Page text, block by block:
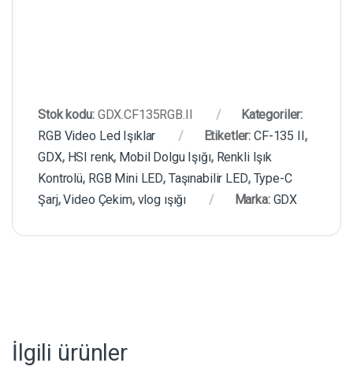
Stok kodu: GDX.CF135RGB.II
Kategoriler:
RGB Video Led Işıklar
Etiketler:CF-135 II ,
GDX, HSI renk, Mobil Dolgu Işığı, Renkli Işık
Kontrolü, RGB Mini LED, Taşınabilir LED, Type-C
Şarj,Video Çekim, vlog ışığı Marka: GDX
İlgili ürünler